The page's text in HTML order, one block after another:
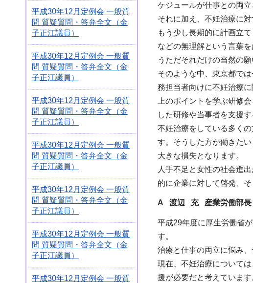
平成30年12月定例会 一般質
問 質疑質問・答弁全文（金
子正江議員）
平成30年12月定例会 一般質
問 質疑質問・答弁全文（金
子正江議員）
平成30年12月定例会 一般質
問 質疑質問・答弁全文（金
子正江議員）
平成30年12月定例会 一般質
問 質疑質問・答弁全文（金
子正江議員）
平成30年12月定例会 一般質
問 質疑質問・答弁全文（金
子正江議員）
平成30年12月定例会 一般質
問 質疑質問・答弁全文（金
子正江議員）
平成30年12月定例会 一般質
ケジュールが仕事との両立
それに加え、不妊治療に
もう少し長期的に計画立
などの無理解という言葉
うただそれだけの当然の
そのような中、東京都で
務担当者向けに不妊治療
上のポイントを学ぶ研修
した研修や当事者を支援
不妊治療をしている多く
す。そうした方が働きた
大きな損失となります。
人手不足と女性の社会進
的に企業に対して啓発、
A 渡辺 充 産業労働部長
平成29年度に厚生労働省
す。
治療と仕事の両立に悩み
現在、不妊治療について
援が必要だと考えています